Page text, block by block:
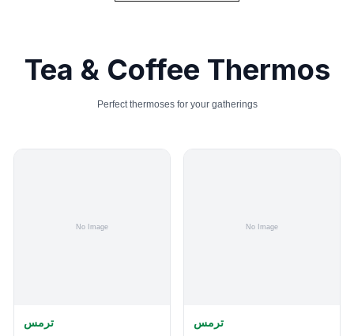
Tea & Coffee Thermos
Perfect thermoses for your gatherings
ترمس ترمس